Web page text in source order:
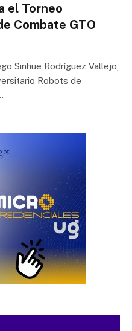
el Torneo
Combate GTO
Sinhue Rodríguez Vallejo,
Robots de